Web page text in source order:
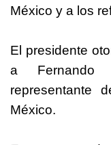
México y a los
El presidente
a Fernando
representante
México.